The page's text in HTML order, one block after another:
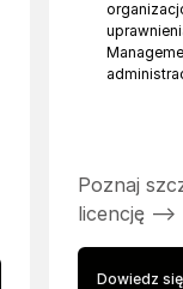
Poznaj
licencję -->
Dowiedz